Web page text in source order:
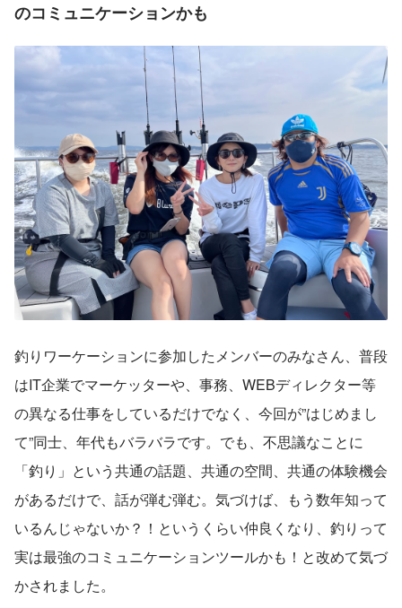
のコミュニケーションかも
釣りワーケーションに参加したメンバーのみなさん、普段
はIT企業でマーケッターや、事務、WEBディレクター等
の異なる仕事をしているだけでなく、今回が”はじめまし
て”同士、年代もバラバラです。でも、不思議なことに
「釣り」という共通の話題、共通の空間、共通の体験機会
があるだけで、話が弾む弾む。気づけば、もう数年知って
いるんじゃないか？！というくらい仲良くなり、釣りって
実は最強のコミュニケーションツールかも！と改めて気づ
かされました。